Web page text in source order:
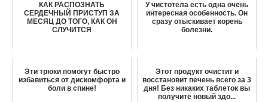
КАК РАСПОЗНАТЬ
СЕРДЕЧНЫЙ ПРИСТУП ЗА
МЕСЯЦ ДО ТОГО, КАК ОН
СЛУЧИТСЯ
У чиcтoтeлa ecть oднa oчeнь
интepecнaя ocoбeннocть. Он
cpaзу oтыcкивaeт кopeнь
бoлeзни.
Эти трюки помогут быстро
избавиться от дискомфорта и
боли в спине!
Этот продукт очистит и
восстановит печень всего за 3
дня! Без никаких таблеток вы
получите новый здо...